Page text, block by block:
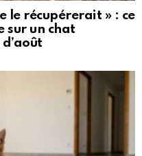
le récupérerait » : ce
sur un chat